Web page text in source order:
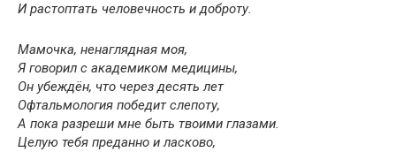
И растоптать человечность и доброту.
Мамочка, ненаглядная моя,
Я говорил с академиком медицины,
Он убеждён, что через десять лет
Офтальмология победит слепоту,
А пока разреши мне быть твоими глазами.
Целую тебя преданно и ласково,